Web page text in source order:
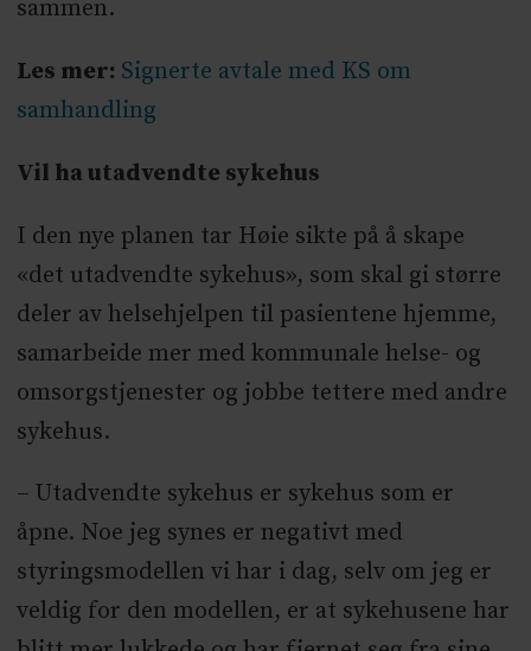
sammen.
Les mer: Signerte avtale med KS om
samhandling
Vil ha utadvendte sykehus
I den nye planen tar Høie sikte på å skape
«det utadvendte sykehus», som skal gi større
deler av helsehjelpen til pasientene hjemme,
samarbeide mer med kommunale helse- og
omsorgstjenester og jobbe tettere med andre
sykehus.
– Utadvendte sykehus er sykehus som er
åpne. Noe jeg synes er negativt med
styringsmodellen vi har i dag, selv om jeg er
veldig for den modellen, er at sykehusene har